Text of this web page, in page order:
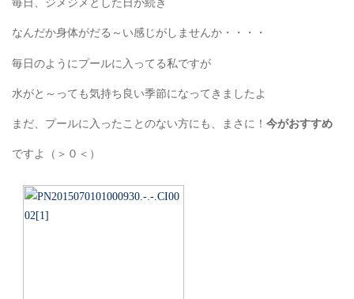
毎日、ジメジメとした日が続き
なんだか身体がだる～い感じがしませんか・・・・
毎日のようにプールに入ってる私ですが
水がと～っても気持ち良い季節になってきましたよ
まだ、プールに入ったことのない方にも、まさに！ 今がおすすめ
ですよ（＞０＜）